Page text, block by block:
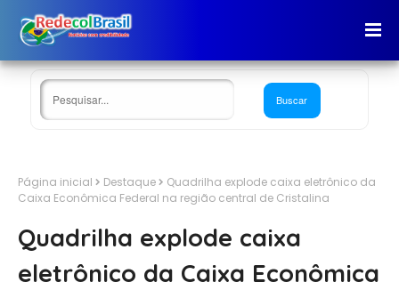
Página inicial Destaque
Quadrilha explode caixa eletrônico da
Caixa Econômica Federal na região central de Cristalina
Quadrilha explode caixa
eletrônico da Caixa Econômica